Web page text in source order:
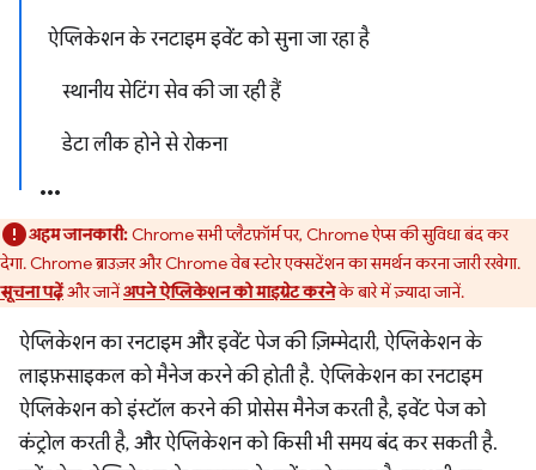
ऐप्लिकेशन के रनटाइम इवेंट को सुना जा रहा है
स्थानीय सेटिंग सेव की जा रही हैं
डेटा लीक होने से रोकना
अहम जानकारी:Chrome सभी प्लैटफ़ॉर्म पर, Chrome ऐप्स की सुविधा बंद कर
देगा. Chrome ब्राउज़र और Chrome वेब स्टोर एक्सटेंशन का समर्थन करना जारी रखेगा.
सूचना पढ़ेंऔर जानेंअपने ऐप्लिकेशन को माइग्रेट करनेके बारे में ज़्यादा जानें.
ऐप्लिकेशन का रनटाइम और इवेंट पेज की ज़िम्मेदारी, ऐप्लिकेशन के
लाइफ़साइकल को मैनेज करने की होती है. ऐप्लिकेशन का रनटाइम
ऐप्लिकेशन को इंस्टॉल करने की प्रोसेस मैनेज करती है, इवेंट पेज को
कंट्रोल करती है, और ऐप्लिकेशन को किसी भी समय बंद कर सकती है.